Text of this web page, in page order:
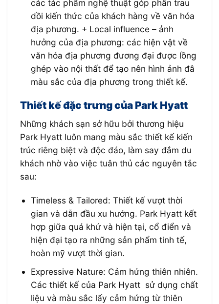
các tác phẩm nghệ thuật góp phần trau
dồi kiến thức của khách hàng về văn hóa
địa phương. + Local influence – ảnh
hưởng của địa phương: các hiện vật về
văn hóa địa phương đương đại được lồng
ghép vào nội thất để tạo nên hình ảnh đâ
màu sắc của địa phương trong thiết kế.
Thiết kế đặc trưng của Park Hyatt
Những khách sạn sở hữu bởi thương hiệu
Park Hyatt luôn mang màu sắc thiết kế kiến
trúc riêng biệt và độc đáo, làm say đắm du
khách nhờ vào việc tuân thủ các nguyên tắc
sau:
Timeless & Tailored: Thiết kế vượt thời
gian và dẫn đầu xu hướng. Park Hyatt kết
hợp giữa quá khứ và hiện tại, cổ điển và
hiện đại tạo ra những sản phẩm tinh tế,
hoàn mỹ vượt thời gian.
Expressive Nature: Cảm hứng thiên nhiên.
Các thiết kế của Park Hyatt sử dụng chất
liệu và màu sắc lấy cảm hứng từ thiên